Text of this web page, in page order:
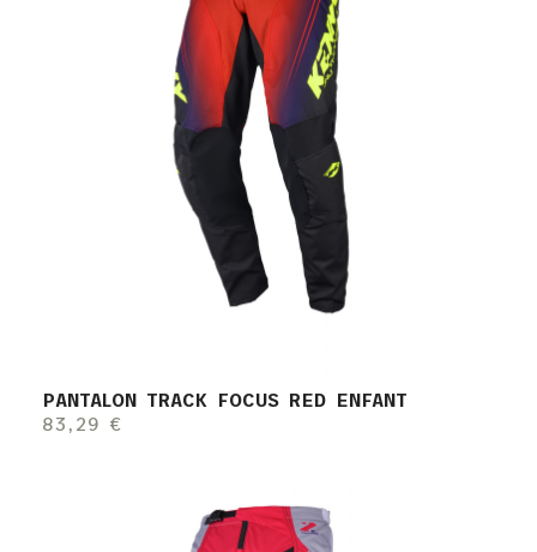
PANTALON TRACK FOCUS RED ENFANT
83,29 €